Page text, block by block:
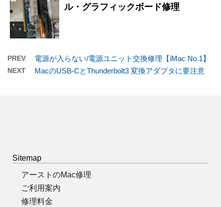
ル・グラフィックボード修理
PREV 電源が入らない/電源ユニット交換修理【iMac No.1】
NEXT MacのUSB-CとThunderbolt3 変換アダプタに要注意
Sitemap
アーストのMac修理
ご利用案内
修理料金